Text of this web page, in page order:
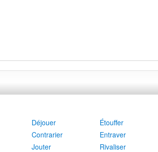
Déjouer
Étouffer
Contrarier
Entraver
Jouter
Rivaliser